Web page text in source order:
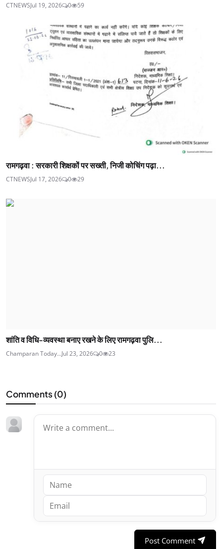
CTNEWSJul 19, 2026 0 59
रामगढ़वा : सरकारी शिक्षकों पर सख्ती, निजी कोचिंग पढ़ा...
CTNEWSJul 17, 2026 0 29
शांति व विधि-व्यवस्था बनाए रखने के लिए रामगढ़वा पुलि...
Champaran Today...Jul 23, 2026 0 23
Comments (0)
Post Comment